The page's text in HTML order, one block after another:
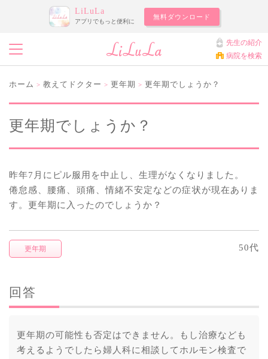
LiLuLa
アプリでもっと便利に
無料ダウンロード
先生の紹介
病院を検索
ホーム > 教えてドクター > 更年期 > 更年期でしょうか？
更年期でしょうか？
昨年7月にピル服用を中止し、生理がなくなりました。
倦怠感、腰痛、頭痛、情緒不安定などの症状が現在ありま
す。更年期に入ったのでしょうか？
更年期 50代
回答
更年期の可能性も否定はできません。もし治療なども
考えるようでしたら婦人科に相談してホルモン検査で